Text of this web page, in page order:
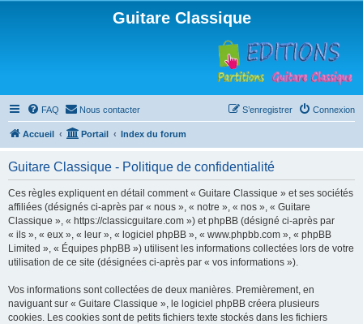
Guitare Classique
FAQ Nous contacter Connexion
S’enregistrer
Accueil Portail Index du forum
Guitare Classique - Politique de confidentialité
Ces règles expliquent en détail comment « Guitare Classique » et ses sociétés
affiliées (désignés ci-après par « nous », « notre », « nos », « Guitare
Classique », « https://classicguitare.com ») et phpBB (désigné ci-après par
« ils », « eux », « leur », « logiciel phpBB », « www.phpbb.com », « phpBB
Limited », « Équipes phpBB ») utilisent les informations collectées lors de votre
utilisation de ce site (désignées ci-après par « vos informations »).
Vos informations sont collectées de deux manières. Premièrement, en
naviguant sur « Guitare Classique », le logiciel phpBB créera plusieurs
cookies. Les cookies sont de petits fichiers texte stockés dans les fichiers